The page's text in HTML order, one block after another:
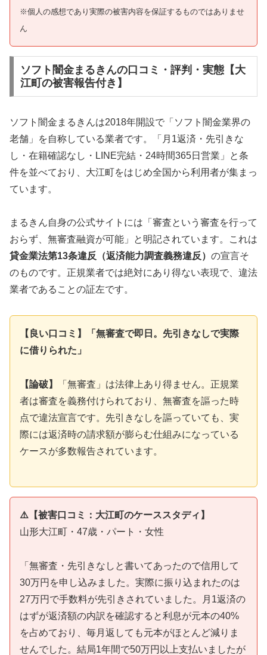
※個人の感想であり実際の被害内容を保証するものではありませ
ん
ソフト闇金まるきんの口コミ・評判・実態【大
江町の被害報告付き】
ソフト闇金まるきんは2018年開設で「ソフト闇金業界の
老舗」を自称している業者です。「月1返済・先引きな
し・在籍確認なし・LINE完結・24時間365日営業」と条
件を並べており、大江町をはじめ全国から利用者が集まっ
ています。
まるきん自身の公式サイトには「審査という審査を行って
おらず、無審査融資が可能」と明記されています。これは
貸金業法第13条違反（返済能力調査義務違反） の宣言そ
のものです。正規業者では絶対にあり得ない表現で、違法
業者であることの証左です。
【良い口コミ】「無審査で即日。先引きなしで実際
に借りられた」
【論破】
「無審査」は法律上あり得ません。正規業
者は審査を義務付けられており、無審査を謳った時
点で違法宣言です。先引きなしを謳っていても、実
際には返済時の請求額が膨らむ仕組みになっている
ケースが多数報告されています。
⚠️【被害口コミ：大江町のケーススタディ】
山形大江町・47歳・パート・女性
「無審査・先引きなしと書いてあったので信用して
30万円を申し込みました。実際に振り込まれたのは
27万円で手数料が先引きされていました。月1返済の
はずが返済額の内訳を確認すると利息が元本の40%
を占めており、毎月返しても元本がほとんど減りま
せんでした。結局1年間で50万円以上支払いましたが